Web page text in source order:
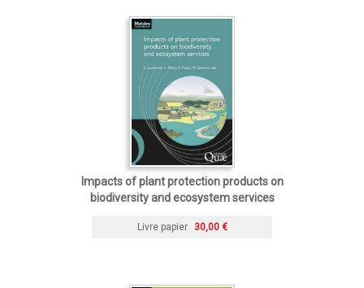
Impacts of plant protection products on
biodiversity and ecosystem services
Livre papier 30,00 €